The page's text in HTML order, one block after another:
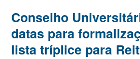
Conselho
datas para
lista tríplice para